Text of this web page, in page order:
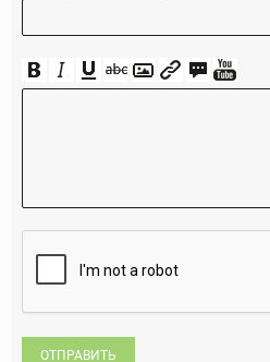
ОТПРАВИТЬ